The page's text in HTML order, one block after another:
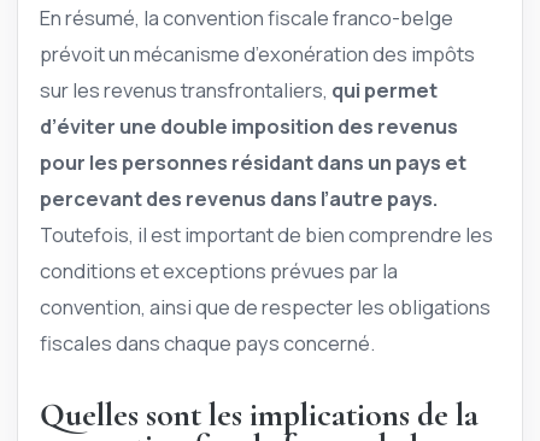
En résumé, la convention fiscale franco-belge
prévoit un mécanisme d’exonération des impôts
sur les revenus transfrontaliers, qui permet
d’éviter une double imposition des revenus
pour les personnes résidant dans un pays et
percevant des revenus dans l’autre pays.
Toutefois, il est important de bien comprendre les
conditions et exceptions prévues par la
convention, ainsi que de respecter les obligations
fiscales dans chaque pays concerné.
Quelles sont les implications de la